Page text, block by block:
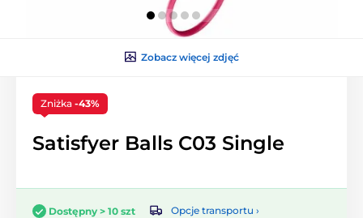
Zobacz więcej zdjęć
Zniżka -43%
Satisfyer Balls C03 Single
Dostępny > 10 szt
Opcje transportu ›